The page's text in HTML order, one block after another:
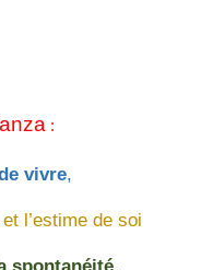
:
vivre,
et l’estime de soi